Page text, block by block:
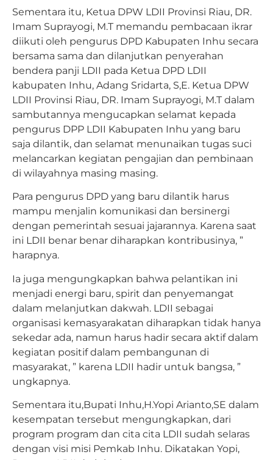
Sementara itu, Ketua DPW LDII Provinsi Riau, DR.
Imam Suprayogi, M.T memandu pembacaan ikrar
diikuti oleh pengurus DPD Kabupaten Inhu secara
bersama sama dan dilanjutkan penyerahan
bendera panji LDII pada Ketua DPD LDII
kabupaten Inhu, Adang Sridarta, S,E. Ketua DPW
LDII Provinsi Riau, DR. Imam Suprayogi, M.T dalam
sambutannya mengucapkan selamat kepada
pengurus DPP LDII Kabupaten Inhu yang baru
saja dilantik, dan selamat menunaikan tugas suci
melancarkan kegiatan pengajian dan pembinaan
di wilayahnya masing masing.
Para pengurus DPD yang baru dilantik harus
mampu menjalin komunikasi dan bersinergi
dengan pemerintah sesuai jajarannya. Karena saat
ini LDII benar benar diharapkan kontribusinya, ”
harapnya.
Ia juga mengungkapkan bahwa pelantikan ini
menjadi energi baru, spirit dan penyemangat
dalam melanjutkan dakwah. LDII sebagai
organisasi kemasyarakatan diharapkan tidak hanya
sekedar ada, namun harus hadir secara aktif dalam
kegiatan positif dalam pembangunan di
masyarakat, ” karena LDII hadir untuk bangsa, ”
ungkapnya.
Sementara itu,Bupati Inhu,H.Yopi Arianto,SE dalam
kesempatan tersebut mengungkapkan, dari
program program dan cita cita LDII sudah selaras
dengan visi misi Pemkab Inhu. Dikatakan Yopi,